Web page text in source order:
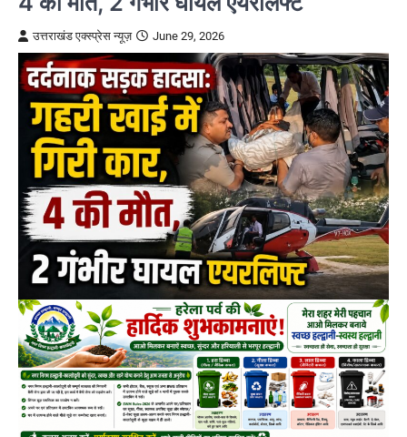
उत्तराखंड एक्स्प्रेस न्यूज़ June 29, 2026